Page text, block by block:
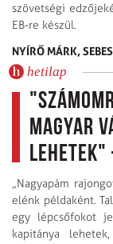
szövetségi
EB-re készül.
NYÍRŐ MÁRK,
hetilap
magyar
lehetek"
„Nagyapám
elénk példaként.
egy lépcsőfokot
kapitánya